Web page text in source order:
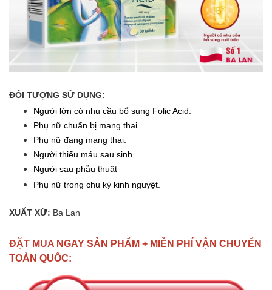
ĐỐI TƯỢNG SỬ DỤNG:
Người lớn có nhu cầu bổ sung Folic Acid.
Phụ nữ chuẩn bị mang thai.
Phụ nữ đang mang thai.
Người thiếu máu sau sinh.
Người sau phẫu thuật
Phụ nữ trong chu kỳ kinh nguyệt.
XUẤT XỨ: Ba Lan
ĐẶT MUA NGAY SẢN PHẨM + MIỄN PHÍ VẬN CHUYỂN
TOÀN QUỐC: